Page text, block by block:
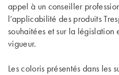
appel à un conseiller
l’applicabilité des produits
souhaitées et sur la législation
vigueur.
Les coloris présentés dans les